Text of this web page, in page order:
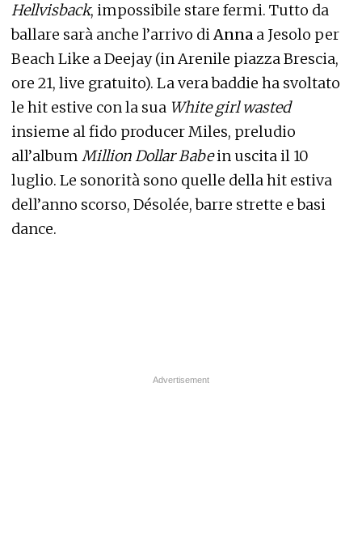
Hellvisback, impossibile stare fermi. Tutto da
ballare sarà anche l’arrivo diAnna a Jesolo per
Beach Like a Deejay (in Arenile piazza Brescia,
ore 21, live gratuito). La vera baddie ha svoltato
le hit estive con la sua White girl wasted
insieme al fido producer Miles, preludio
all’album Million Dollar Babein uscita il 10
luglio. Le sonorità sono quelle della hit estiva
dell’anno scorso, Désolée, barre strette e basi
dance.